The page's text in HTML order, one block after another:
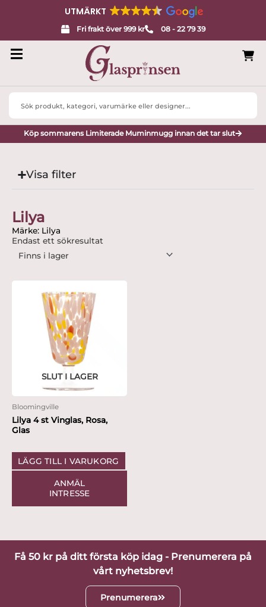
UTMÄRKT
Fri frakt över 999 kr 08 - 22 79 39
Search
Köp sommarens Limiterade Muminmugg innan det tar slut
Visa filter
Lilya
Märke: Lilya
Endast ett sökresultat
SLUT I LAGER
Bloomingville
Lilya 4 st Vinglas, Rosa,
Glas
LÄGG TILL I VARUKORG
ANMÄL
INTRESSE
Få 50 kr på ditt första köp idag - Prenumerera på
vårt nyhetsbrev!
Prenumerera